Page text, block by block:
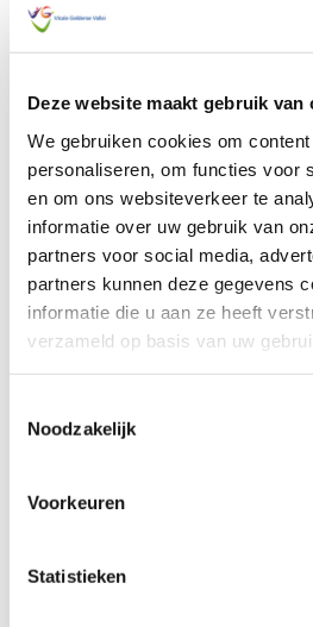
Deze website maakt gebruik van
We gebruiken cookies om
personaliseren, om functies voor
en om ons websiteverkeer te
informatie over uw gebruik van
partners voor social media,
partners kunnen deze gegevens
informatie die u aan ze heeft
verzameld op basis van uw
Noodzakelijk
Voorkeuren
Statistieken
Met een warm welkom door
Akasbi (Inclusio Care), Hafsa
stond in het teken van
begrijpen. Met ruimte in het
gebed en een gezamenlijke
Verslag van de
Lees hier het verslag van de